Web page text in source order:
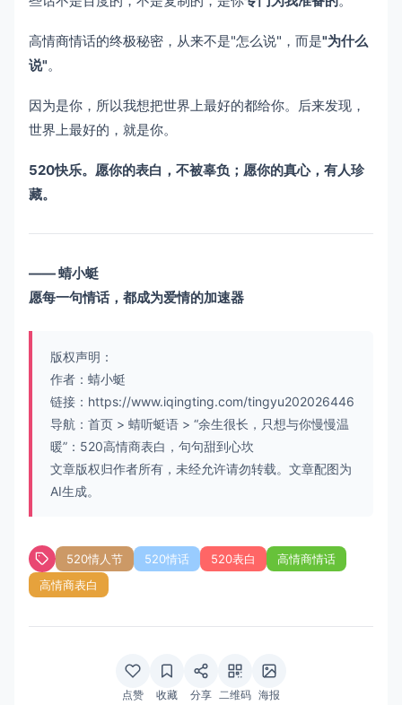
高情商情话的终极秘密，从来不是"怎么说"，而是"为什么
说"。
因为是你，所以我想把世界上最好的都给你。后来发现，
世界上最好的，就是你。
520快乐。愿你的表白，不被辜负；愿你的真心，有人珍
藏。
—— 蜻小蜓
愿每一句情话，都成为爱情的加速器
版权声明：
作者：蜻小蜓
链接： https://www.iqingting.com/tingyu202026446
导航： 首页 > 蜻听蜓语 > “余生很长，只想与你慢慢温
暖”：520高情商表白，句句甜到心坎
文章版权归作者所有，未经允许请勿转载。文章配图为
AI生成。
520情人节 520情话 520表白
高情商情话
高情商表白
点赞 收藏 分享 二维码 海报